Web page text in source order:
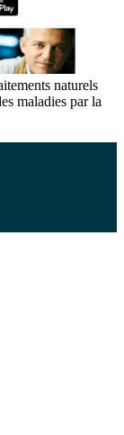
naturels
maladies par la